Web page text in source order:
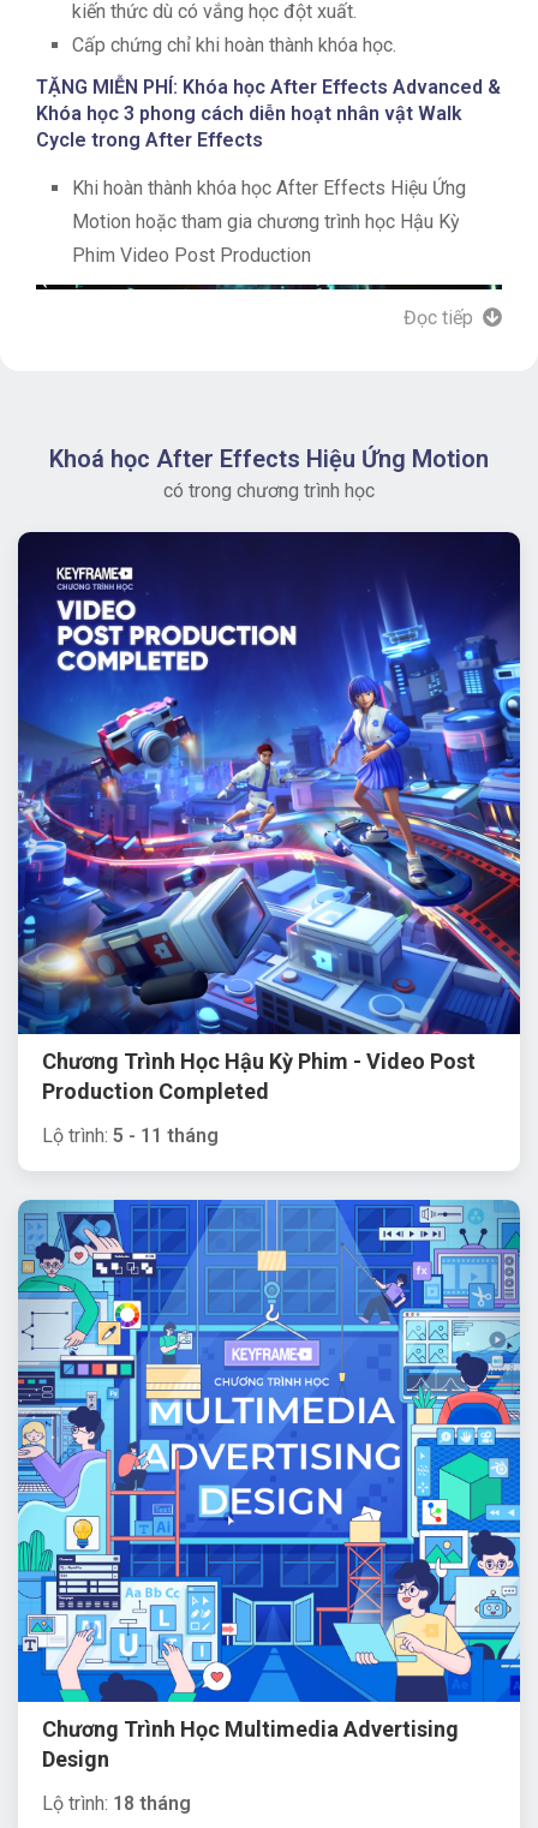
kiến thức dù có vắng học đột xuất.
Cấp chứng chỉ khi hoàn thành khóa học.
TẶNG MIỄN PHÍ: Khóa học After Effects Advanced &
Khóa học 3 phong cách diễn hoạt nhân vật Walk
Cycle trong After Effects
Khi hoàn thành khóa học After Effects Hiệu Ứng
Motion hoặc tham gia chương trình học Hậu Kỳ
Phim Video Post Production
Đọc tiếp
Khoá học After Effects Hiệu Ứng Motion
có trong chương trình học
Chương Trình Học Hậu Kỳ Phim - Video Post
Production Completed
Lộ trình: 5 - 11 tháng
Chương Trình Học Multimedia Advertising
Design
Lộ trình: 18 tháng